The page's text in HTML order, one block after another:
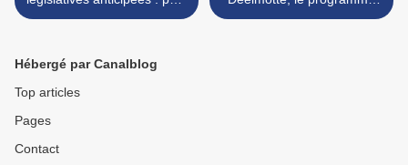
pour l’océan, le climat et la
du RN va être un désastre
Hébergé par Canalblog
Top articles
Pages
Contact